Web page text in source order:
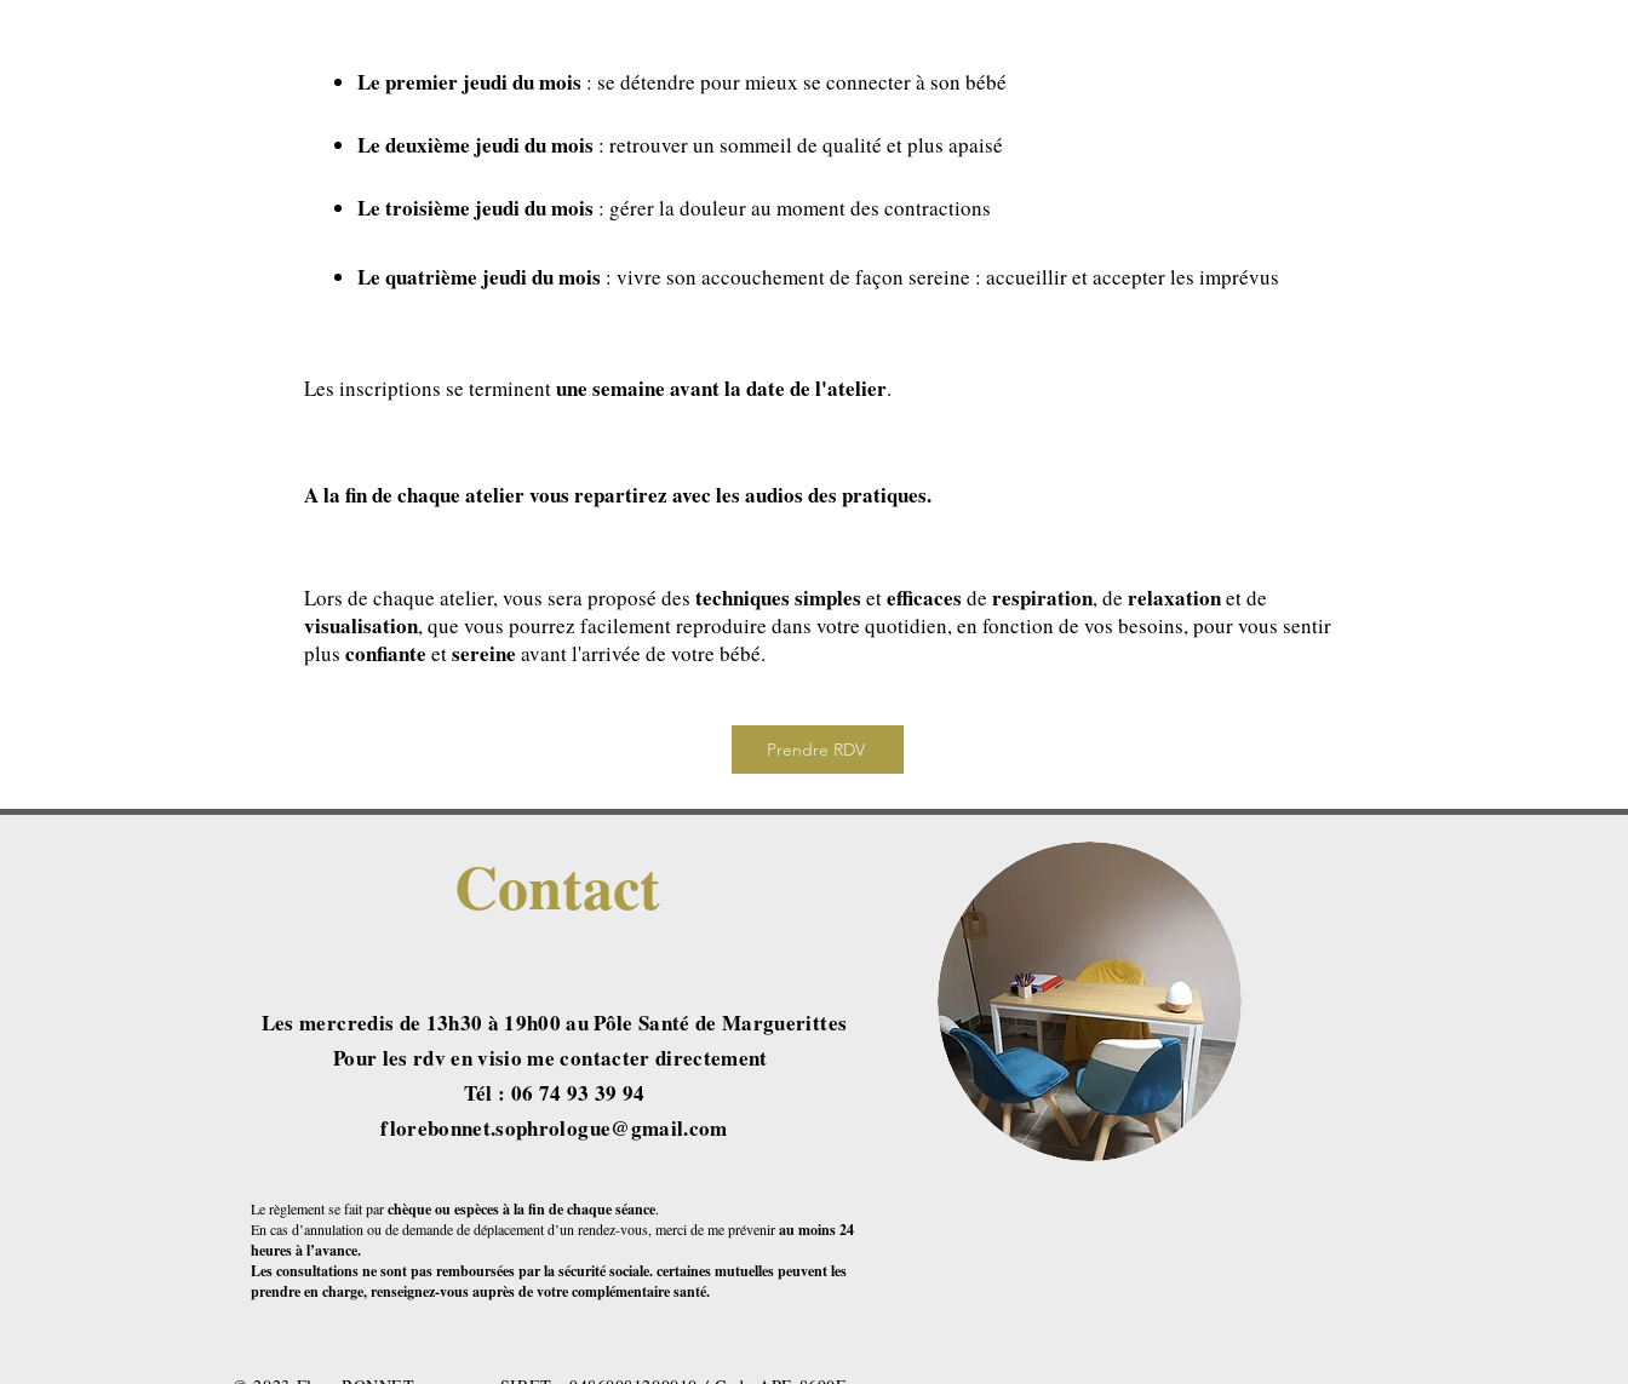
Le premier jeudi du mois : se détendre pour mieux se connecter à son bébé
Le deuxième jeudi du mois : retrouver un sommeil de qualité et plus apaisé
Le troisième jeudi du mois : gérer la douleur au moment des contractions
Le quatrième jeudi du mois : vivre son accouchement de façon sereine : accueillir et accepter les imprévus
Les inscriptions se terminentune semaine avant la date de l'atelier.
A la fin de chaque atelier vous repartirez avec les audios des pratiques.
Lors de chaque atelier, vous sera proposé des techniques simples etefficaces de respiration, de relaxationet de
visualisation, que vous pourrez facilement reproduire dans votre quotidien, en fonction de vos besoins, pour vous sentir
plus confiante etsereine avant l'arrivée de votre bébé.
Prendre RDV
Contact
Les mercredis de 13h30 à 19h00 au Pôle Santé de Marguerittes
Pour les rdv en visio me contacter directement
​​Tél : 06 74 93 39 94
florebonnet.sophrologue@gmail.com
Le règlement se fait parchèque ou espèces à la fin de chaque séance.
En cas d’annulation ou de demande de déplacement d’un rendez-vous, merci de me prévenirau moins 24
heures à l’avance.
Les consultations ne sont pas remboursées par la sécurité sociale. certaines mutuelles peuvent les
prendre en charge, renseignez-vous auprès de votre complémentaire santé.